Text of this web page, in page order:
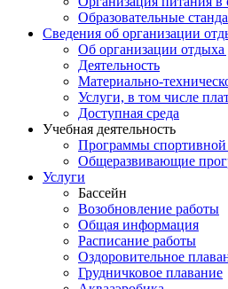
Образовательные
Сведения об организации
Об организации отдыха
Деятельность
Материально-
Услуги, в том числе
Доступная среда
Учебная деятельность
Программы спортивной
Общеразвивающие
Услуги
Бассейн
Возобновление работы
Общая информация
Расписание работы
Оздоровительное
Грудничковое плавание